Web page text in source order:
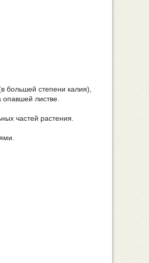
большей степени калия),
опавшей листве.
частей растения.